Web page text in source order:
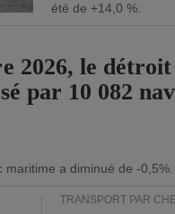
été de +14,0 %.
2026, le
par 10 082
a diminué de -0,5%.
TRANSPORT PAR